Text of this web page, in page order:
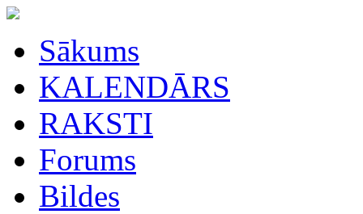
Sākums
KALENDĀRS
RAKSTI
Forums
Bildes